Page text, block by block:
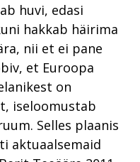
huvi, edasi
hakkab häirima
nii et ei pane
et Euroopa
on
iseloomustab
Selles plaanis
aktuaalsemaid